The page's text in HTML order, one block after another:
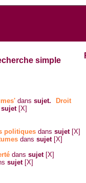
simple
danssujet.
Droit
sujet [X]
politiques danssujet [X]
danssujet [X]
danssujet [X]
sujet [X]